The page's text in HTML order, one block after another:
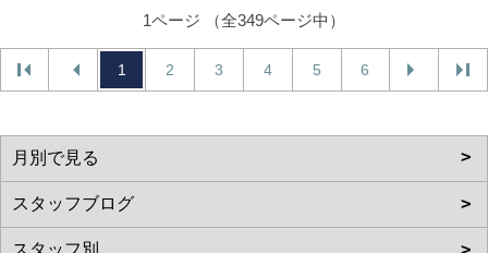
1ページ （全349ページ中）
1 2 3 4 5 6